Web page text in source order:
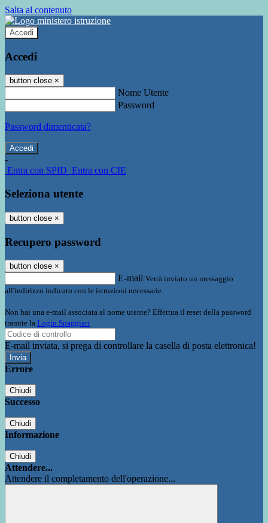
Salta al contenuto
Accedi
Accedi
button close ×
Nome Utente
Password
Password dimenticata?
-
Entra con SPID Entra con CIE
Seleziona utente
button close ×
Recupero password
button close ×
E-mail Verrà inviato un messaggio
all'indirizzo indicato con le istruzioni necessarie.
Non hai una e-mail associata al nome utente? Effettua il reset della password
tramite la Login Spaggiari
E-mail inviata, si prega di controllare la casella di posta elettronica!
Errore
Chiudi
Successo
Chiudi
Informazione
Chiudi
Attendere...
Attendere il completamento dell'operazione...